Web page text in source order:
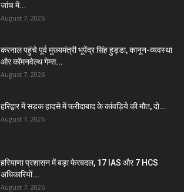
जांच में...
August 7, 2026
करनाल पहुंचे पूर्व मुख्यमंत्री भूपेंद्र सिंह हुड्डा, कानून-व्यवस्था
और कॉमनवेल्थ गेम्स...
August 7, 2026
हरिद्वार में सड़क हादसे में फरीदाबाद के कांवड़िये की मौत, दो...
August 7, 2026
हरियाणा प्रशासन में बड़ा फेरबदल, 17 IAS और 7 HCS
अधिकारियों...
August 7, 2026